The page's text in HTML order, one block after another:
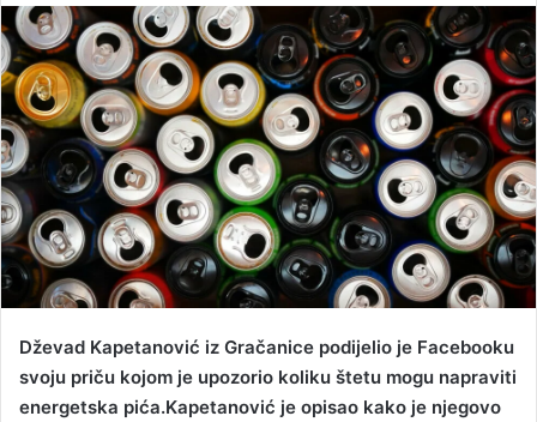
email
Dževad Kapetanović iz Gračanice podijelio je Facebooku
svoju priču kojom je upozorio koliku štetu mogu napraviti
energetska pića.Kapetanović je opisao kako je njegovo